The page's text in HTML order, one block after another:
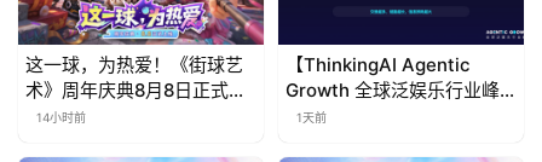
这一球，为热爱！《街球艺
术》周年庆典8月8日正式上
线，多重福利与全新内容同
14小时前
【ThinkingAI Agentic
Growth 全球泛娱乐行业峰
会】Agent 时代，人到底负
1天前